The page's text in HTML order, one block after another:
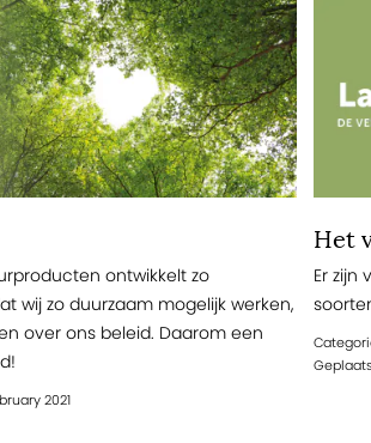
ontwikkelt zo
wij zo duurzaam mogelijk werken,
over ons beleid. Daarom een
2021
Het
Er zijn